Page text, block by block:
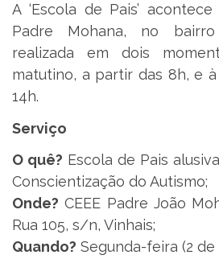
A ‘Escola de Pais’
Padre Mohana, no
realizada em dois
matutino, a partir das 8h, e
14h.
Serviço
O quê? Escola de Pais
Conscientização do Autismo;
Onde? CEEE Padre João
Rua 105, s/n, Vinhais;
Quando? Segunda-feira (2 de